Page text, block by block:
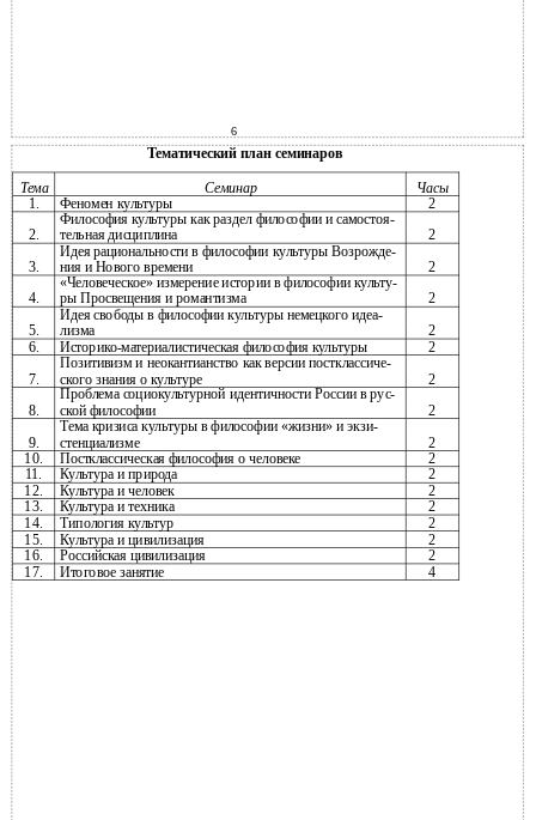
6
Тематический план семинаров
Тема Семинар
Часы
1.
Феномен культуры 2
2.
Философия культуры как раздел философии и самостоя-
2
тельная дисциплина
3.
Идея рациональности в философии культуры Возрожде-
2
ния и Нового времени
4.
«Человеческое» измерение истории в философии культу-
2
ры Просвещения и романтизма
5.
Идея свободы в философии культуры немецкого идеа-
2
лизма
6.
Историко-материалистическая философия культуры 2
7.
Позитивизм и неокантианство как версии постклассиче-
2
ского знания о культуре
8.
Проблема социокультурной идентичности России в рус-
2
ской философии
9.
Тема кризиса культуры в философии «жизни» и экзи-
2
стенциализме
10.
Постклассическая философия о человеке
2
11.
Культура и природа 2
12. Культура и человек
2
13.
Культура и техника 2
14. Типология культур
2
15.
Культура и цивилизация 2
16. Российская цивилизация
2
17.
Итоговое занятие 4